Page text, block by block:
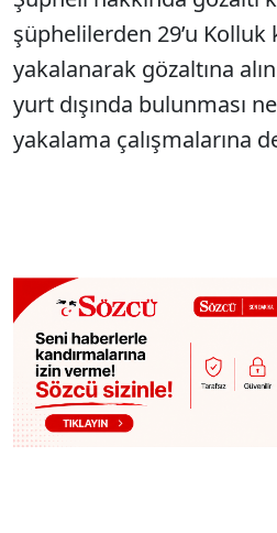
şüphelilerden 29’u
yakalanarak gözaltına
yurt dışında bulunması
yakalama çalışmalarına